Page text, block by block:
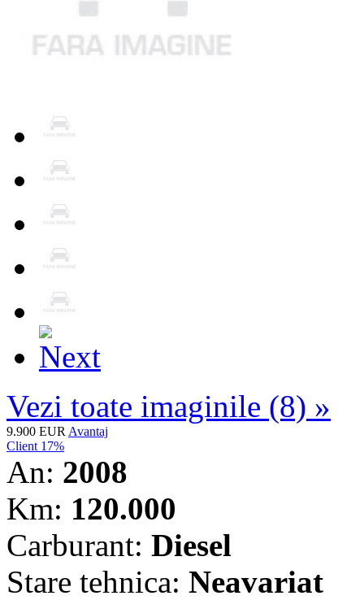
Vezi toate imaginile (8) »
9.900 EUR Avantaj
Client 17%
An: 2008
Km: 120.000
Carburant: Diesel
Stare tehnica: Neavariat